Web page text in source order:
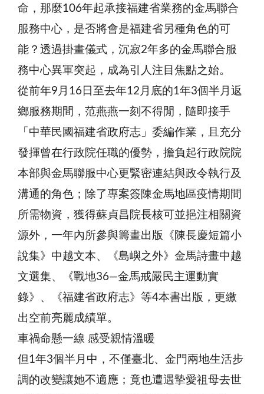
命，那麼106年起承接福建省業務的金馬聯合
服務中心，是否將會是福建省另種角色的可
能？透過掛畫儀式，沉寂2年多的金馬聯合服
務中心異軍突起，成為引人注目焦點之始。
從前年9月16日至去年12月底的1年3個半月返
鄉服務期間，范燕燕一刻不得閒，隨即接手
「中華民國福建省政府志」委編作業，且充分
發揮曾在行政院任職的優勢，擔負起行政院院
本部與金馬聯服中心更緊密連結與政令執行及
溝通的角色；除了專案簽陳金馬地區疫情期間
所需物資，獲得蘇貞昌院長核可並挹注相關資
源外，一年內所參與籌畫出版《陳長慶短篇小
說集》中越文本、《島嶼之外》金馬詩畫中越
文選集、《戰地36—金馬戒嚴民主運動實
錄》、《福建省政府志》等4本書出版，更繳
出空前亮麗成績單。
車禍命懸一線 感受親情溫暖
但1年3個半月中，不僅臺北、金門兩地生活步
調的改變讓她不適應；竟也遭遇摯愛祖母去世